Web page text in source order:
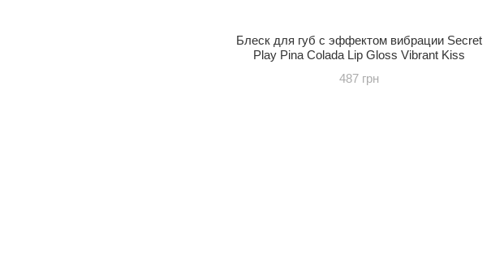
Блеск для губ с эффектом вибрации Secret
Play Pina Colada Lip Gloss Vibrant Kiss
487 грн